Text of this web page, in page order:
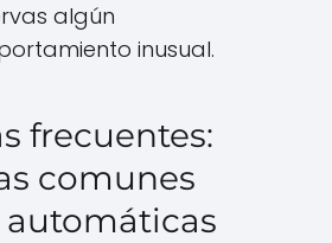
algún
inusual.
frecuentes:
comunes
automáticas